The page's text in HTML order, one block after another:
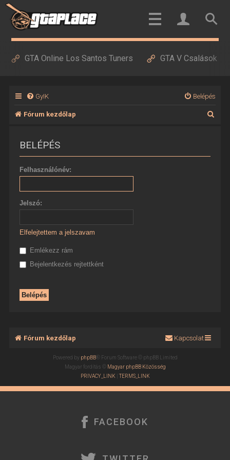
GTA Online Los Santos Tuners GTA V Csalások
GyIK Belépés
Fórum kezdőlap
BELÉPÉS
Felhasználónév:
Jelszó:
Elfelejtettem a jelszavam
Emlékezz rám
Bejelentkezés rejtettként
Fórum kezdőlap Kapcsolat
Powered by phpBB® Forum Software © phpBB Limited
Magyar fordítás © Magyar phpBB Közösség
PRIVACY_LINK |TERMS_LINK
FACEBOOK